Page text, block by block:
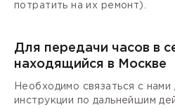
потратить на их ремонт).
Для передачи часов в
находящийся в Москве
Необходимо связаться с нами
инструкции по дальнейшим